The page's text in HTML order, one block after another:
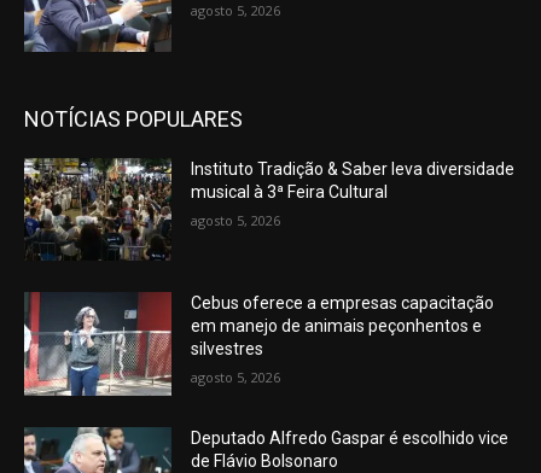
agosto 5, 2026
NOTÍCIAS POPULARES
Instituto Tradição & Saber leva diversidade
musical à 3ª Feira Cultural
agosto 5, 2026
Cebus oferece a empresas capacitação
em manejo de animais peçonhentos e
silvestres
agosto 5, 2026
Deputado Alfredo Gaspar é escolhido vice
de Flávio Bolsonaro